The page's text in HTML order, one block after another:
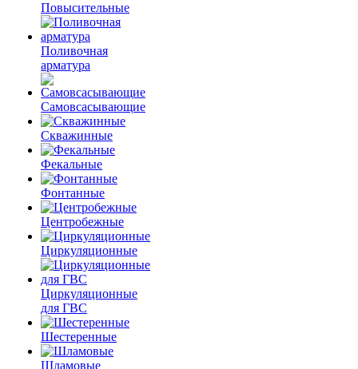
Повысительные
Поливочная
арматура
Самовсасывающие
Скважинные
Фекальные
Фонтанные
Центробежные
Циркуляционные
Циркуляционные
для ГВС
Шестеренные
Шламовые